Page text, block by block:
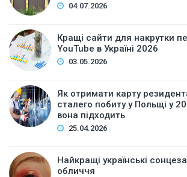
04.07.2026
Кращі сайти для накрутки
YouTube в Україні 2026
03.05.2026
Як отримати карту
сталего побиту у Польщі у
вона підходить
25.04.2026
Найкращі українські
обличчя